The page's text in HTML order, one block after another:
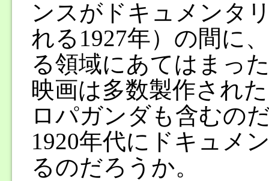
ンスがドキュメンタ
れる1927年）の間に
る領域にあてはまっ
映画は多数製作され
ロパガンダも含むの
1920年代にドキュメ
るのだろうか。